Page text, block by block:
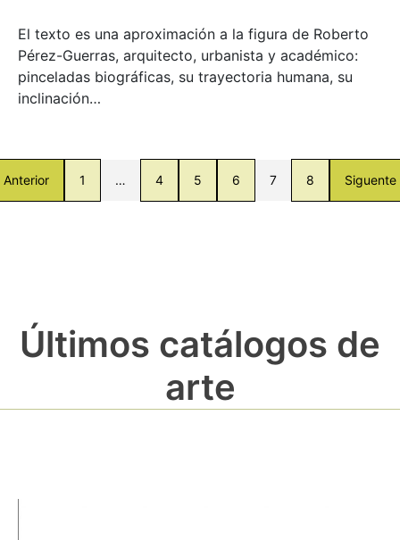
El texto es una aproximación a la figura de Roberto
Pérez-Guerras, arquitecto, urbanista y académico:
pinceladas biográficas, su trayectoria humana, su
inclinación…
Anterior 1 … 4 5 6 7 8 Siguente
Últimos catálogos de
arte